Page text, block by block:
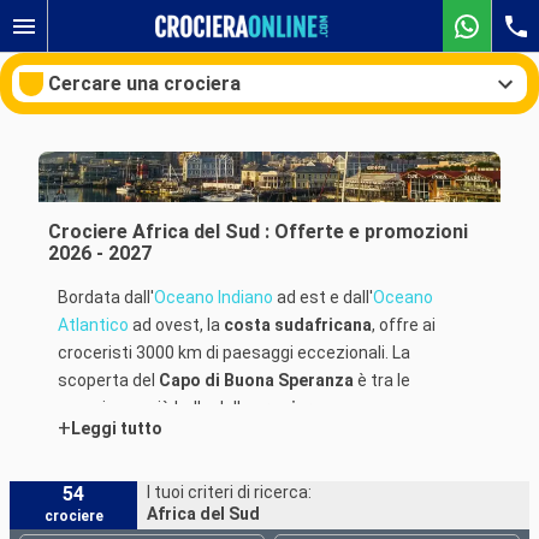
Cercare una crociera
Porti Compagnie
Ricerca
Crociere Africa del Sud : Offerte e promozioni
2026 - 2027
Bordata dall'Oceano Indiano ad est e dall'Oceano
Atlantico ad ovest, la costa sudafricana, offre ai
croceristi 3000 km di paesaggi eccezionali. La
scoperta del Capo di Buona Speranza è tra le
esperienze più belle della
crociera
Inpartenza da Durban
mitici come "il capo delle tempeste", chiamato così a
causa delle forti correnti. La sua riserva naturale
+Leggi tutto
54
crociere
I tuoi criteri di ricerca:
Africa del Sud